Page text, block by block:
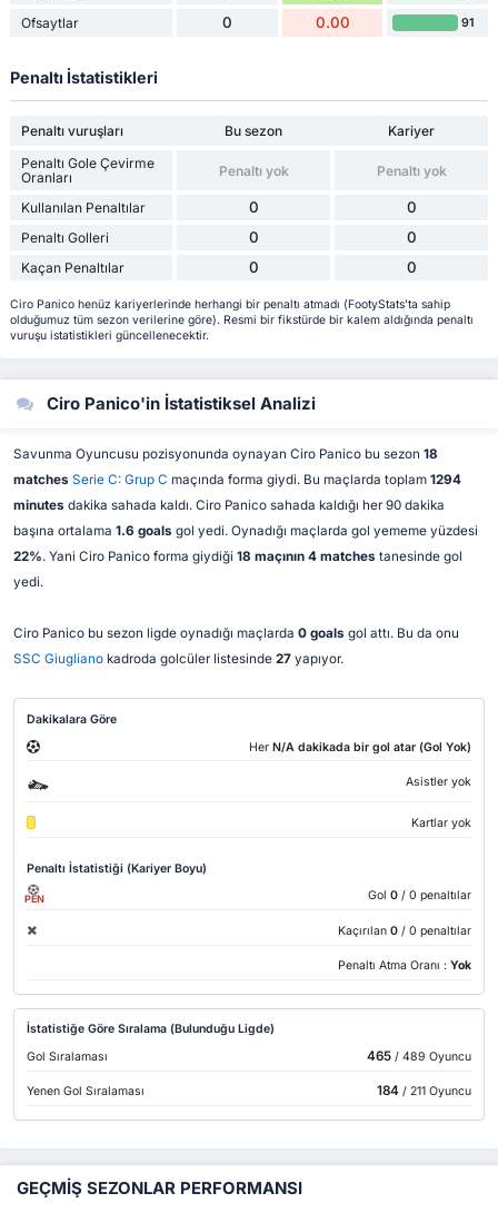
Ofsaytlar 0 0.00 91
Penaltı İstatistikleri
Penaltı vuruşları Bu sezon
Kariyer
Penaltı Gole Çevirme
Oranları
Penaltı yok Penaltı yok
Kullanılan Penaltılar 0 0
Penaltı Golleri 0 0
Kaçan Penaltılar 0 0
Ciro Panico henüz kariyerlerinde herhangi bir penaltı atmadı (FootyStats'ta sahip
olduğumuz tüm sezon verilerine göre). Resmi bir fikstürde bir kalem aldığında penaltı
vuruşu istatistikleri güncellenecektir.
Ciro Panico'in İstatistiksel Analizi
Savunma Oyuncusu pozisyonunda oynayan Ciro Panico bu sezon 18
matches Serie C: Grup C maçında forma giydi. Bu maçlarda toplam 1294
minutes dakika sahada kaldı. Ciro Panico sahada kaldığı her 90 dakika
başına ortalama 1.6 goals gol yedi. Oynadığı maçlarda gol yememe yüzdesi
22%. Yani Ciro Panico forma giydiği 18 maçının 4 matches tanesinde gol
yedi.
Ciro Panico bu sezon ligde oynadığı maçlarda 0 goals gol attı. Bu da onu
SSC Giuglianokadroda golcüler listesinde 27yapıyor.
Dakikalara Göre
Her N/A dakikada bir gol atar (Gol Yok)
Asistler yok
Kartlar yok
Penaltı İstatistiği (Kariyer Boyu)
PEN Gol 0 / 0 penaltılar
Kaçırılan 0 / 0 penaltılar
Penaltı Atma Oranı : Yok
İstatistiğe Göre Sıralama (Bulunduğu Ligde)
Gol Sıralaması
465/ 489 Oyuncu
Yenen Gol Sıralaması 184/ 211 Oyuncu
GEÇMİŞ SEZONLAR PERFORMANSI